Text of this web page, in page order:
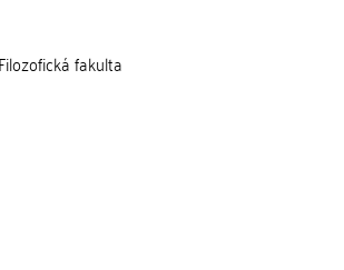
fakulta